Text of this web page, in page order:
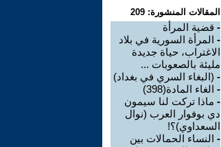
المقالات المنشورة: 209
- قضية المرأة
- المرأة السورية في بلاد
الاغتراب، حياة جديدة
مليئة بالصعوبات ...
- (البغاء السري في بغداد)
- الغاء المادة(398)
- ماذا تركت لنا سيمون
دي بوفوار العرب (نوال
السعداوي)؟!
- النساء الحمالات بين